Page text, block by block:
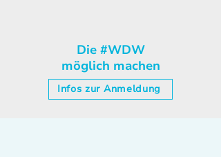
Die #WDW
möglich machen
Infos zur Anmeldung